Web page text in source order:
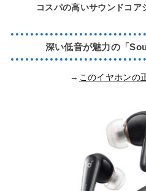
コスパの高いサウンドコア
深い低音が魅力の「
→ このイヤホンの